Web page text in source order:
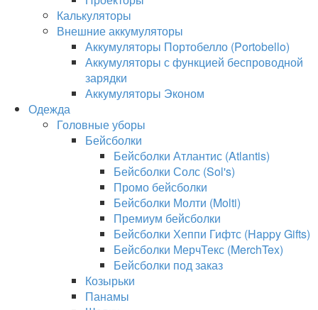
Калькуляторы
Внешние аккумуляторы
Аккумуляторы Портобелло (Portobello)
Аккумуляторы с функцией беспроводной
зарядки
Аккумуляторы Эконом
Одежда
Головные уборы
Бейсболки
Бейсболки Атлантис (Atlantis)
Бейсболки Солс (Sol's)
Промо бейсболки
Бейсболки Молти (Molti)
Премиум бейсболки
Бейсболки Хеппи Гифтс (Happy Gifts)
Бейсболки МерчТекс (MerchTex)
Бейсболки под заказ
Козырьки
Панамы